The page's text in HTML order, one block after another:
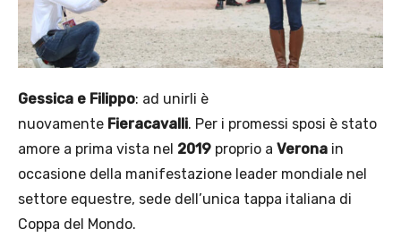
Gessica e Filippo: ad unirli è
nuovamente Fieracavalli. Per i promessi sposi è stato
amore a prima vista nel 2019 proprio a Verona in
occasione della manifestazione leader mondiale nel
settore equestre, sede dell’unica tappa italiana di
Coppa del Mondo.